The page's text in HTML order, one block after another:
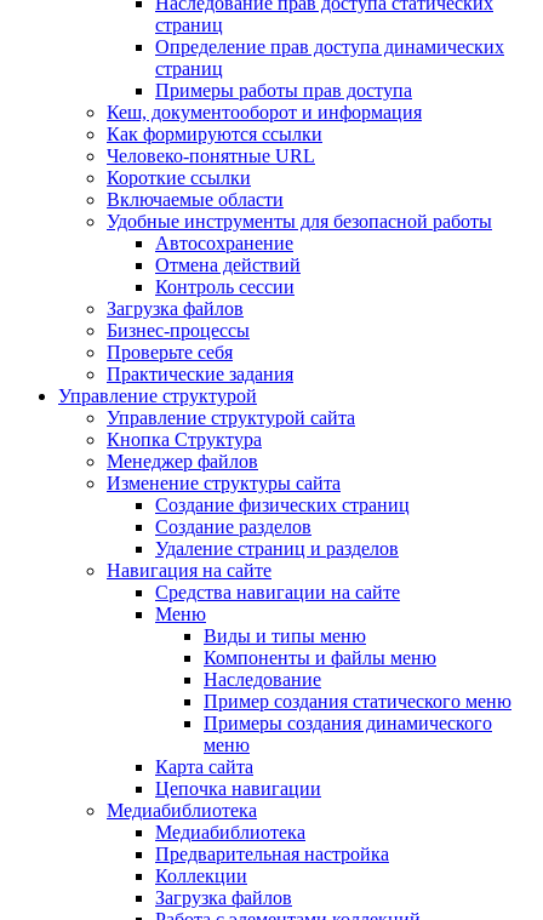
страниц
Определение прав доступа динамических
страниц
Примеры работы прав доступа
Кеш, документооборот и информация
Как формируются ссылки
Человеко-понятные URL
Короткие ссылки
Включаемые области
Удобные инструменты для безопасной работы
Автосохранение
Отмена действий
Контроль сессии
Загрузка файлов
Бизнес-процессы
Проверьте себя
Практические задания
Управление структурой
Управление структурой сайта
Кнопка Структура
Менеджер файлов
Изменение структуры сайта
Создание физических страниц
Создание разделов
Удаление страниц и разделов
Навигация на сайте
Средства навигации на сайте
Меню
Виды и типы меню
Компоненты и файлы меню
Наследование
Пример создания статического меню
Примеры создания динамического
меню
Карта сайта
Цепочка навигации
Медиабиблиотека
Медиабиблиотека
Предварительная настройка
Коллекции
Загрузка файлов